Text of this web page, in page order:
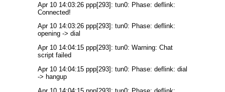
Apr 10 14:03:26 ppp[293]: tun0: Phase: deflink:
Connected!
Apr 10 14:03:26 ppp[293]: tun0: Phase: deflink:
opening -> dial
Apr 10 14:04:15 ppp[293]: tun0: Warning: Chat
script failed
Apr 10 14:04:15 ppp[293]: tun0: Phase: deflink: dial
-> hangup